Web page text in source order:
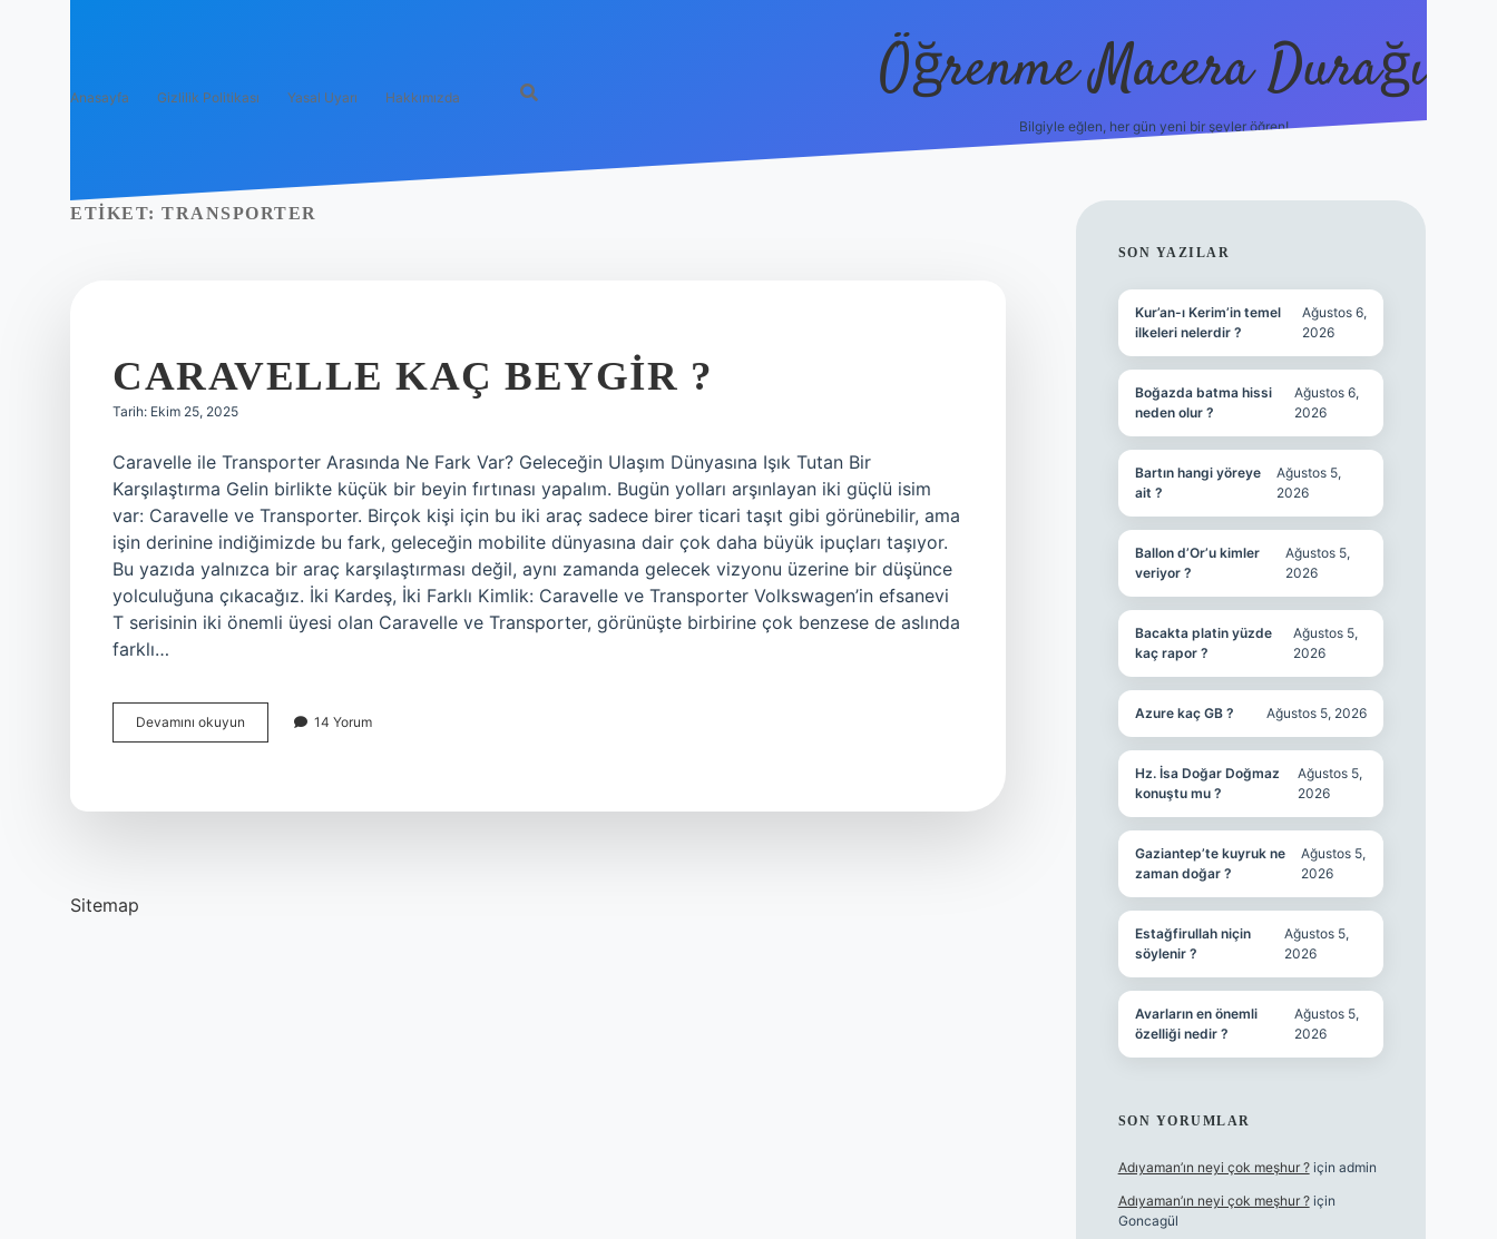
Anasayfa Gizlilik Politikası Yasal Uyarı Hakkımızda Öğrenme Macera Durağı
Bilgiyle eğlen, her gün yeni bir şeyler öğren!
ETIKET: TRANSPORTER
CARAVELLE KAÇ BEYGIR ?
Tarih: Ekim 25, 2025
Caravelle ile Transporter Arasında Ne Fark Var? Geleceğin Ulaşım Dünyasına Işık Tutan Bir
Karşılaştırma Gelin birlikte küçük bir beyin fırtınası yapalım. Bugün yolları arşınlayan iki güçlü isim
var: Caravelle ve Transporter. Birçok kişi için bu iki araç sadece birer ticari taşıt gibi görünebilir, ama
işin derinine indiğimizde bu fark, geleceğin mobilite dünyasına dair çok daha büyük ipuçları taşıyor.
Bu yazıda yalnızca bir araç karşılaştırması değil, aynı zamanda gelecek vizyonu üzerine bir düşünce
yolculuğuna çıkacağız. İki Kardeş, İki Farklı Kimlik: Caravelle ve Transporter Volkswagen’in efsanevi
T serisinin iki önemli üyesi olan Caravelle ve Transporter, görünüşte birbirine çok benzese de aslında
farklı…
Devamını okuyun Caravelle
kaç
14 Yorum
Sitemap
SIDEBAR
SON YAZILAR
Kur’an-ı Kerim’in temel
ilkeleri nelerdir ?
Ağustos 6,
2026
Boğazda batma hissi
neden olur ?
Ağustos 6,
2026
Bartın hangi yöreye
ait ?
Ağustos 5,
2026
Ballon d’Or’u kimler
veriyor ?
Ağustos 5,
2026
Bacakta platin yüzde
kaç rapor ?
Ağustos 5,
2026
Azure kaç GB ? Ağustos 5, 2026
Hz. İsa Doğar Doğmaz
konuştu mu ?
Ağustos 5,
2026
Gaziantep’te kuyruk ne
zaman doğar ?
Ağustos 5,
2026
Estağfirullah niçin
söylenir ?
Ağustos 5,
2026
Avarların en önemli
özelliği nedir ?
Ağustos 5,
2026
SON YORUMLAR
Adıyaman’ın neyi çok meşhur ?için admin
Adıyaman’ın neyi çok meşhur ?için
Goncagül